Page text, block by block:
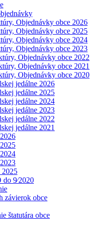
Objednávky obce 2026
Objednávky obce 2025
Objednávky obce 2024
Objednávky obce 2023
Objednávky obce 2022
Objednávky obce 2021
Objednávky obce 2020
jedálne 2026
jedálne 2025
jedálne 2024
jedálne 2023
jedálne 2022
jedálne 2021
2025
9⁄2020
závierok obce
štatutára obce